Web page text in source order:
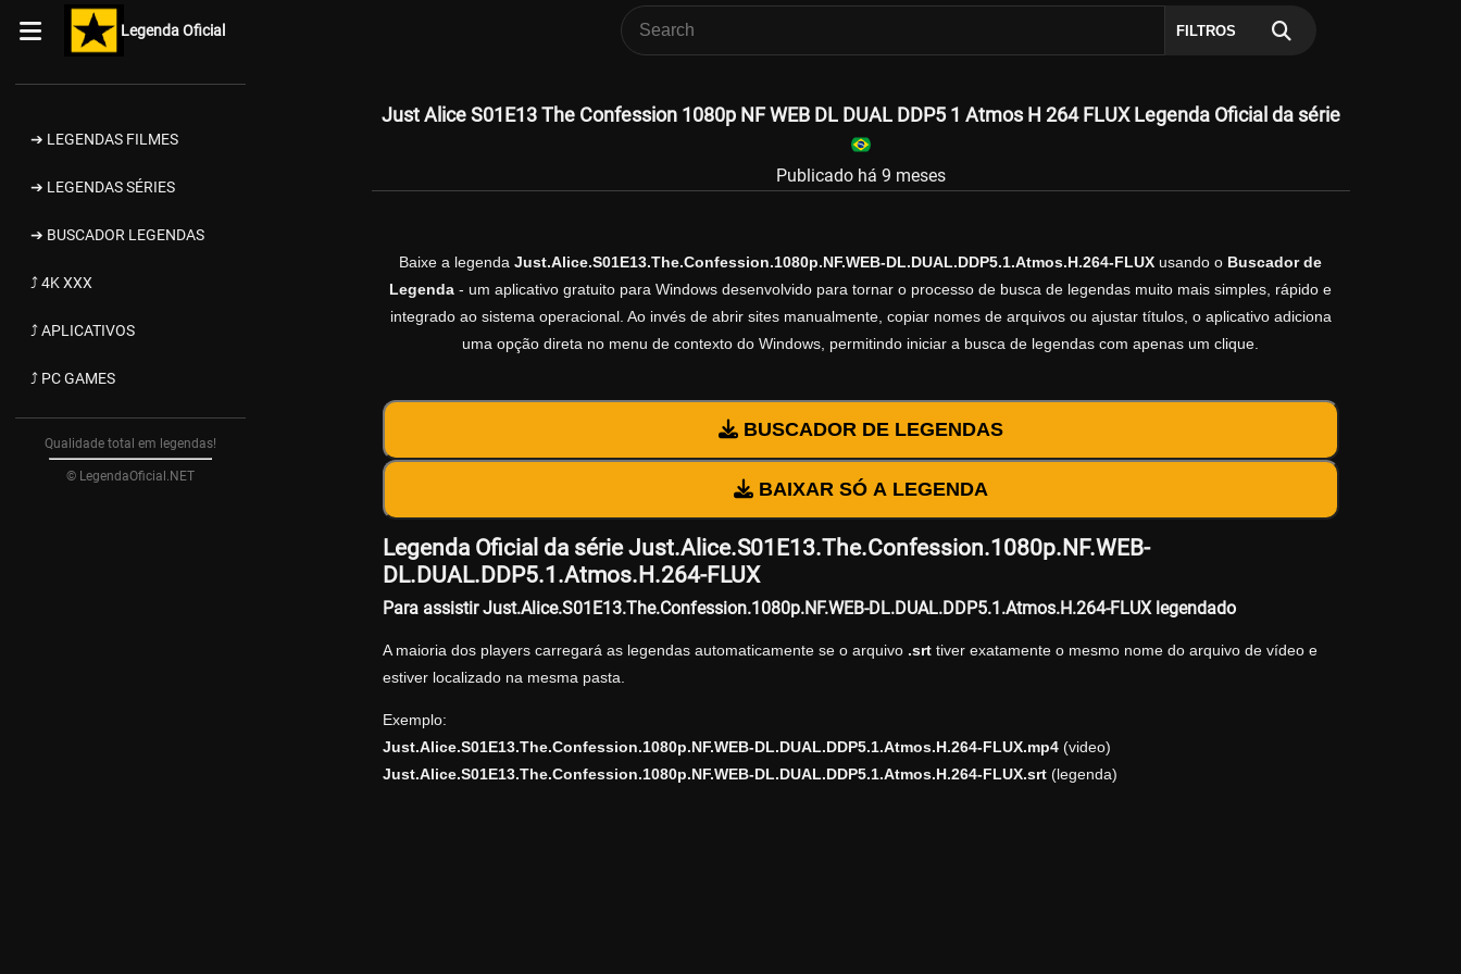
Legenda Oficial FILTROS
➔ LEGENDAS FILMES
➔ LEGENDAS SÉRIES
➔ BUSCADOR LEGENDAS
⤴ 4K XXX
⤴ APLICATIVOS
⤴ PC GAMES
Qualidade total em legendas!
© LegendaOficial.NET
Just Alice S01E13 The Confession 1080p NF WEB DL DUAL DDP5 1 Atmos H 264 FLUX Legenda Oficial da série
Publicado há 9 meses
Baixe a legenda Just.Alice.S01E13.The.Confession.1080p.NF.WEB-DL.DUAL.DDP5.1.Atmos.H.264-FLUX usando o Buscador de
Legenda - um aplicativo gratuito para Windows desenvolvido para tornar o processo de busca de legendas muito mais simples, rápido e
integrado ao sistema operacional. Ao invés de abrir sites manualmente, copiar nomes de arquivos ou ajustar títulos, o aplicativo adiciona
uma opção direta no menu de contexto do Windows, permitindo iniciar a busca de legendas com apenas um clique.
BUSCADOR DE LEGENDAS
BAIXAR SÓ A LEGENDA
Legenda Oficial da série Just.Alice.S01E13.The.Confession.1080p.NF.WEB-
DL.DUAL.DDP5.1.Atmos.H.264-FLUX
Para assistir Just.Alice.S01E13.The.Confession.1080p.NF.WEB-DL.DUAL.DDP5.1.Atmos.H.264-FLUX legendado
A maioria dos players carregará as legendas automaticamente se o arquivo .srttiver exatamente o mesmo nome do arquivo de vídeo e
estiver localizado na mesma pasta.
Exemplo:
Just.Alice.S01E13.The.Confession.1080p.NF.WEB-DL.DUAL.DDP5.1.Atmos.H.264-FLUX.mp4(video)
Just.Alice.S01E13.The.Confession.1080p.NF.WEB-DL.DUAL.DDP5.1.Atmos.H.264-FLUX.srt(legenda)